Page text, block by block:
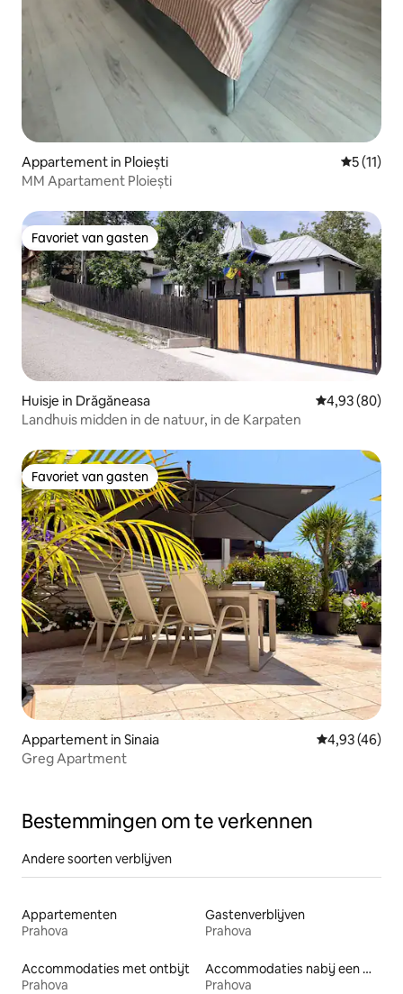
Appartement in Ploiești
5 (11)
MM Apartament Ploiești
Favoriet van gasten
Favoriet van gasten
Huisje in Drăgăneasa Gemiddelde
4,93 (80)
Landhuis midden in de natuur, in de Karpaten
Favoriet van gasten
Favoriet van gasten
Appartement in Sinaia Gemiddelde
4,93 (46)
Greg Apartment
Bestemmingen om te verkennen
Andere soorten verblijven
Appartementen
Prahova
Gastenverblijven
Prahova
Accommodaties met ontbijt
Prahova
Accommodaties nabij een meer
Prahova